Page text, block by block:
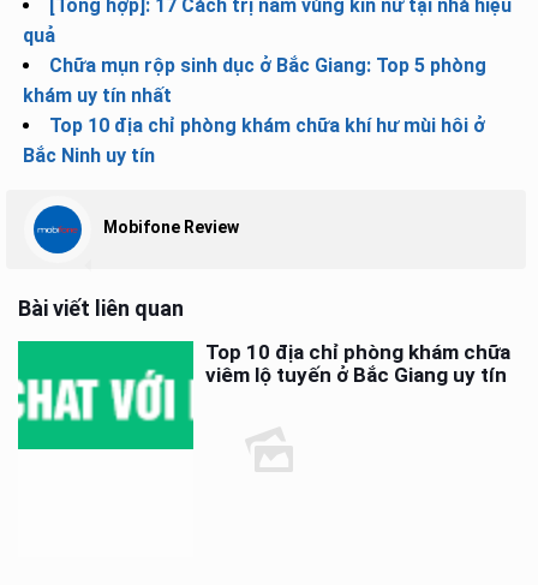
[Tổng hợp]: 17 Cách trị nấm vùng kín nữ tại nhà hiệu
quả
Chữa mụn rộp sinh dục ở Bắc Giang: Top 5 phòng
khám uy tín nhất
Top 10 địa chỉ phòng khám chữa khí hư mùi hôi ở
Bắc Ninh uy tín
Mobifone Review
Bài viết liên quan
Top 10 địa chỉ phòng khám chữa
viêm lộ tuyến ở Bắc Giang uy tín